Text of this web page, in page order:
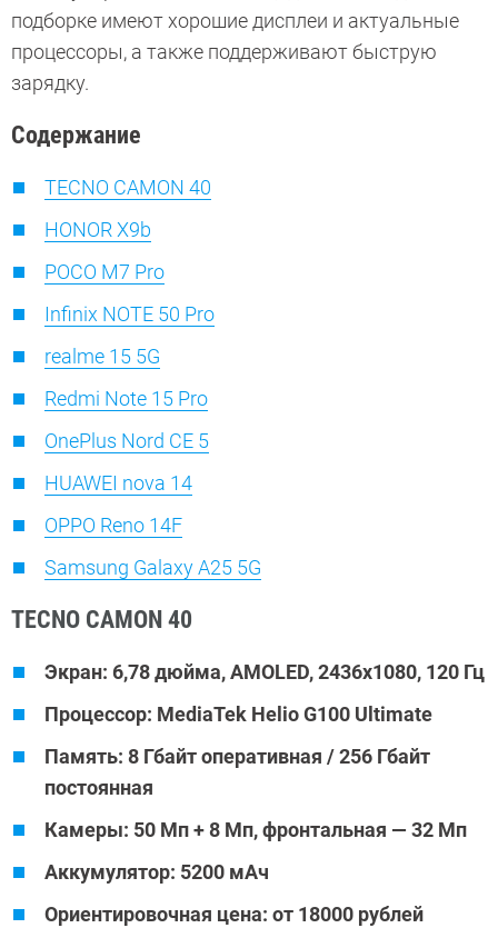
подборке имеют хорошие дисплеи и актуальные
процессоры, а также поддерживают быструю
зарядку.
Содержание
TECNO CAMON 40
HONOR X9b
POCO M7 Pro
Infinix NOTE 50 Pro
realme 15 5G
Redmi Note 15 Pro
OnePlus Nord CE 5
HUAWEI nova 14
OPPO Reno 14F
Samsung Galaxy A25 5G
TECNO CAMON 40
Экран: 6,78 дюйма, AMOLED, 2436x1080, 120 Гц
Процессор: MediaTek Helio G100 Ultimate
Память: 8 Гбайт оперативная / 256 Гбайт
постоянная
Камеры: 50 Мп + 8 Мп, фронтальная — 32 Мп
Аккумулятор: 5200 мАч
Ориентировочная цена: от 18000 рублей